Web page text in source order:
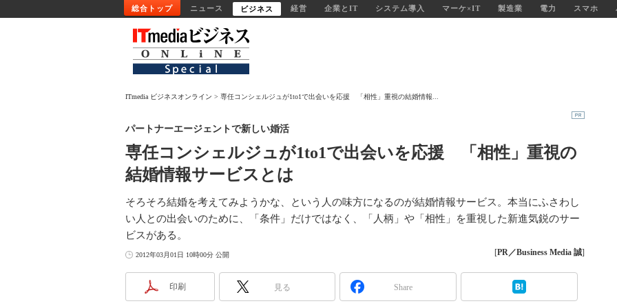
総合トップ ニュース ビジネス 経営 企業とIT システム導入 マーケ×IT 製造業 電力 スマホ
ITmedia ビジネスオンライン 専任コンシェルジュが1to1で出会いを応援 「相性」重視の結婚情報...
専任コンシェルジュが1to1で出会いを応援 「相性」重視の
結婚情報サービスとは
パートナーエージェントで新しい婚活
そろそろ結婚を考えてみようかな、という人の味方になるのが結婚情報サービス。本当にふさわし
い人との出会いのために、「条件」だけではなく、「人柄」や「相性」を重視した新進気鋭のサー
ビスがある。
2012年03月01日 10時00分 公開 [PR／Business Media 誠]
印刷 見る Share